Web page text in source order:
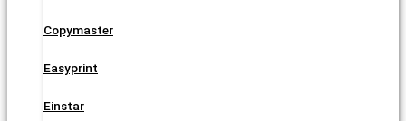
Copymaster
Easyprint
Einstar